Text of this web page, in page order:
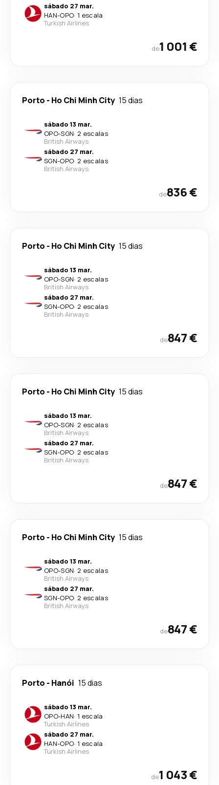
sábado 27 mar.
HAN-OPO· 1 escala
Turkish Airlines
de1 001 €
Porto - Ho Chi Minh City 15 dias
sábado 13 mar.
OPO-SGN· 2 escalas
British Airways
sábado 27 mar.
SGN-OPO· 2 escalas
British Airways
de836 €
Porto - Ho Chi Minh City 15 dias
sábado 13 mar.
OPO-SGN· 2 escalas
British Airways
sábado 27 mar.
SGN-OPO· 2 escalas
British Airways
de847 €
Porto - Ho Chi Minh City 15 dias
sábado 13 mar.
OPO-SGN· 2 escalas
British Airways
sábado 27 mar.
SGN-OPO· 2 escalas
British Airways
de847 €
Porto - Ho Chi Minh City 15 dias
sábado 13 mar.
OPO-SGN· 2 escalas
British Airways
sábado 27 mar.
SGN-OPO· 2 escalas
British Airways
de847 €
Porto - Hanói 15 dias
sábado 13 mar.
OPO-HAN· 1 escala
Turkish Airlines
sábado 27 mar.
HAN-OPO· 1 escala
Turkish Airlines
de1 043 €